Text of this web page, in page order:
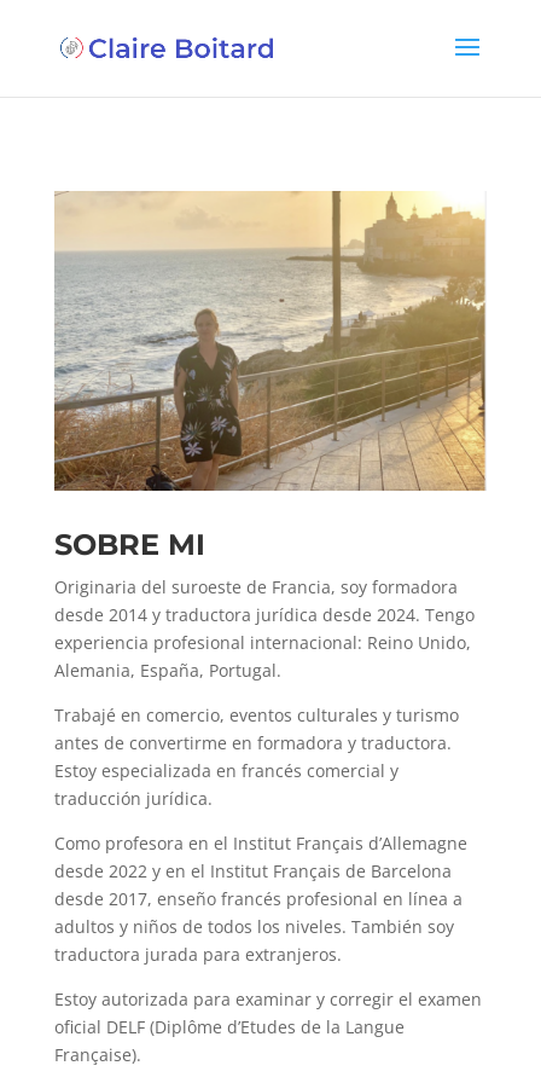
SOBRE MI
Originaria del suroeste de Francia, soy formadora
desde 2014 y traductora jurídica desde 2024. Tengo
experiencia profesional internacional: Reino Unido,
Alemania, España, Portugal.
Trabajé en comercio, eventos culturales y turismo
antes de convertirme en formadora y traductora.
Estoy especializada en francés comercial y
traducción jurídica.
Como profesora en el Institut Français d’Allemagne
desde 2022 y en el Institut Français de Barcelona
desde 2017, enseño francés profesional en línea a
adultos y niños de todos los niveles. También soy
traductora jurada para extranjeros.
Estoy autorizada para examinar y corregir el examen
oficial DELF (Diplôme d’Etudes de la Langue
Française).